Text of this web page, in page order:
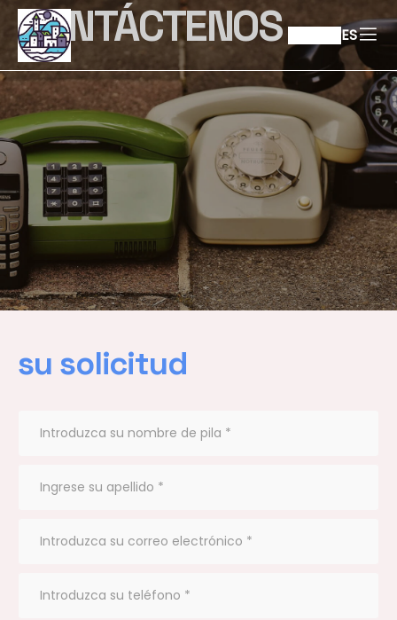
ES
CONTÁCTENOS
su solicitud